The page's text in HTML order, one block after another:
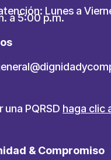
Lunes a
a 5:00 p.m.
una PQRSD haga clic
& Compromiso